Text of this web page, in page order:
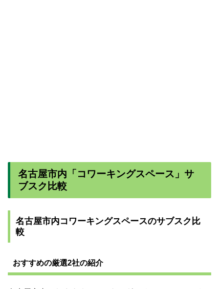
名古屋市内「コワーキングスペース」サ
ブスク比較
名古屋市内コワーキングスペースのサブスク比
較
おすすめの厳選2社の紹介